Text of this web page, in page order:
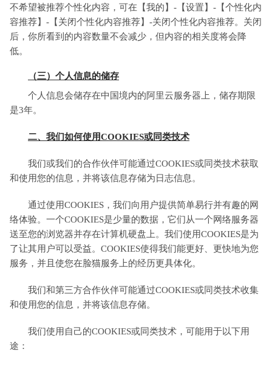
不希望被推荐个性化内容，可在【我的】-【设置】-【个性化内
容推荐】-【关闭个性化内容推荐】-关闭个性化内容推荐。关闭
后，你所看到的内容数量不会减少，但内容的相关度将会降
低。
（三）个人信息的储存
个人信息会储存在中国境内的阿里云服务器上，储存期限
是3年。
二、我们如何使用COOKIES或同类技术
我们或我们的合作伙伴可能通过COOKIES或同类技术获取
和使用您的信息，并将该信息存储为日志信息。
通过使用COOKIES，我们向用户提供简单易行并有趣的网
络体验。一个COOKIES是少量的数据，它们从一个网络服务器
送至您的浏览器并存在计算机硬盘上。我们使用COOKIES是为
了让其用户可以受益。COOKIES使得我们能更好、更快地为您
服务，并且使您在脸猫服务上的经历更具体化。
我们和第三方合作伙伴可能通过COOKIES或同类技术收集
和使用您的信息，并将该信息存储。
我们使用自己的COOKIES或同类技术，可能用于以下用
途：